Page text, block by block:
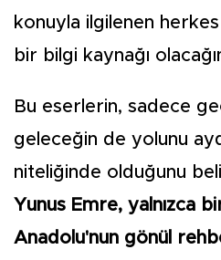
konuyla ilgilenen
bir bilgi kaynağı
Bu eserlerin, sadece
geleceğin de yolunu
niteliğinde olduğunu
Yunus Emre, yalnızca
Anadolu'nun gönül